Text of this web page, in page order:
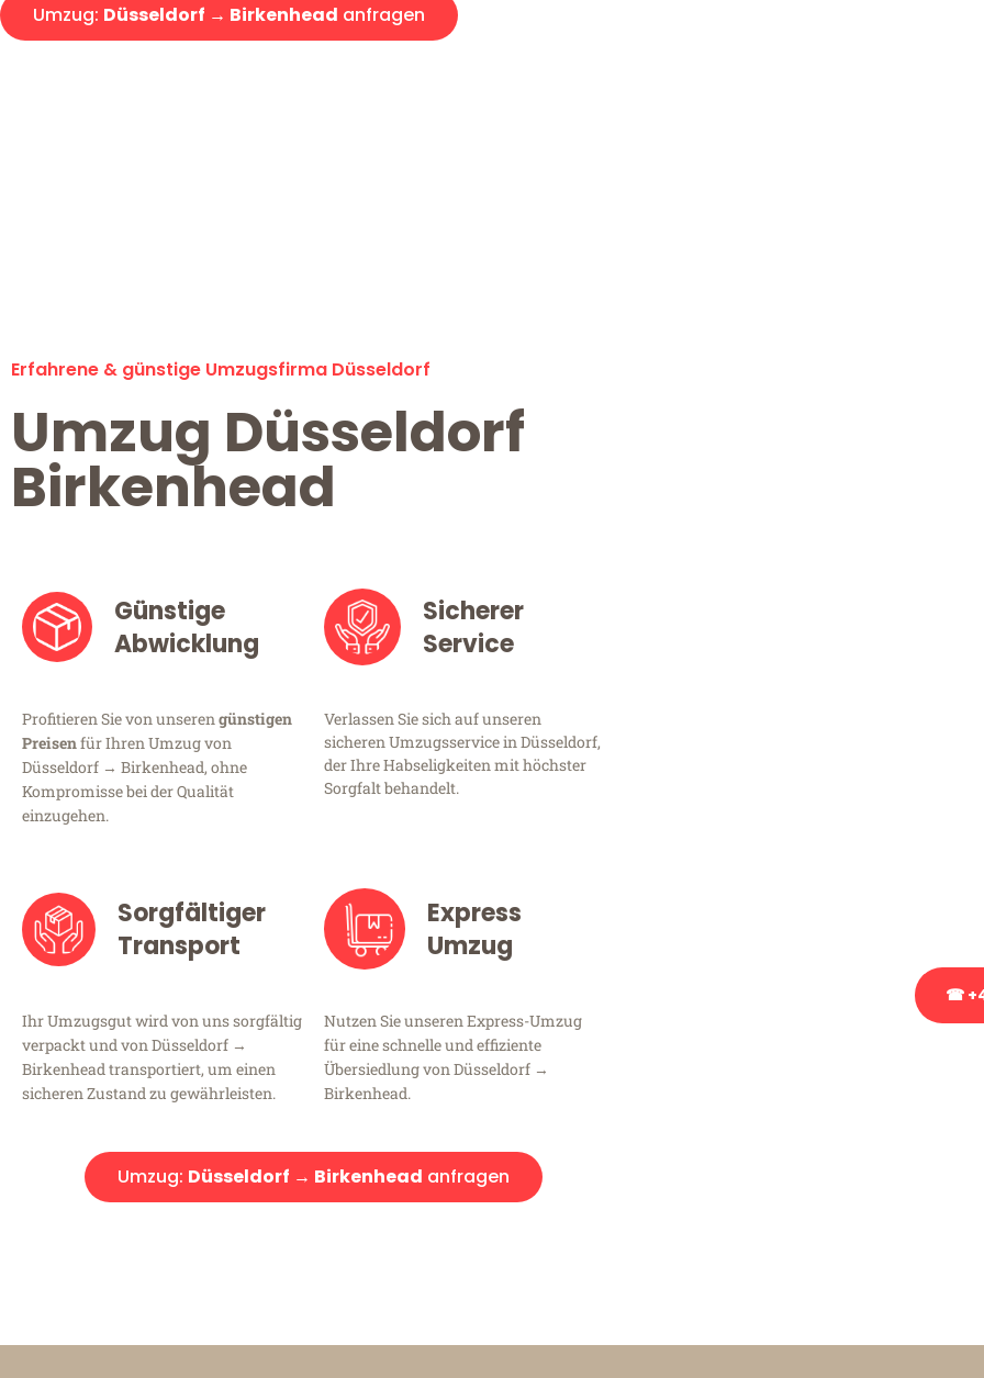
Umzug: Düsseldorf → Birkenhead anfragen
Erfahrene & günstige Umzugsfirma Düsseldorf
Umzug Düsseldorf
Birkenhead
Günstige
Abwicklung
Profitieren Sie von unserengünstigen
Preisenfür Ihren Umzug von
Düsseldorf → Birkenhead, ohne
Kompromisse bei der Qualität
einzugehen.
Sicherer
Service
Verlassen Sie sich auf unseren
sicheren Umzugsservice in Düsseldorf,
der Ihre Habseligkeiten mit höchster
Sorgfalt behandelt.
Sorgfältiger
Transport
Ihr Umzugsgut wird von uns sorgfältig
verpackt und von Düsseldorf →
Birkenhead transportiert, um einen
sicheren Zustand zu gewährleisten.
Express
Umzug
Nutzen Sie unseren Express-Umzug
für eine schnelle und effiziente
Übersiedlung von Düsseldorf →
Birkenhead.
Umzug: Düsseldorf → Birkenhead anfragen
☎